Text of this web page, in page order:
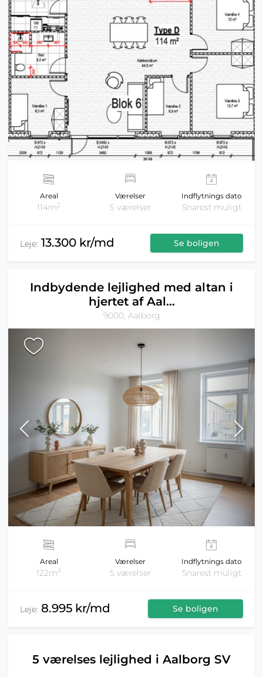
Areal
114m2
Værelser
5 værelser
Indflytnings dato
Snarest muligt
Leje: 13.300 kr/md Se boligen
Indbydende lejlighed med altan i
hjertet af Aal...
9000, Aalborg
Areal
122m2
Værelser
5 værelser
Indflytnings dato
Snarest muligt
Leje: 8.995 kr/md Se boligen
5 værelses lejlighed i Aalborg SV